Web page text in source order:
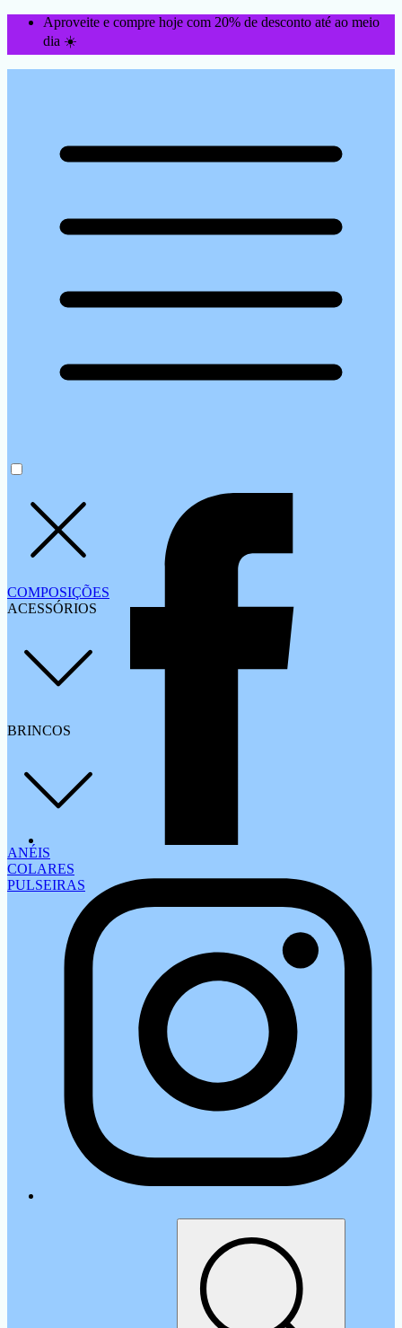
Aproveite e compre hoje com 20% de desconto até ao meio
dia ☀️
COMPOSIÇÕES
ACESSÓRIOS
BRINCOS
ANÉIS
COLARES
PULSEIRAS